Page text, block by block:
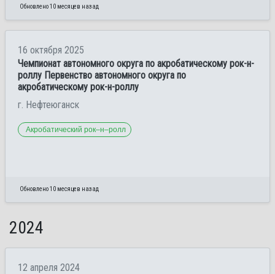
Обновлено 10 месяцев назад
16 октября 2025
Чемпионат автономного округа по акробатическому рок-н-
роллу Первенство автономного округа по
акробатическому рок-н-роллу
г. Нефтеюганск
Акробатический рок–н–ролл
Обновлено 10 месяцев назад
2024
12 апреля 2024